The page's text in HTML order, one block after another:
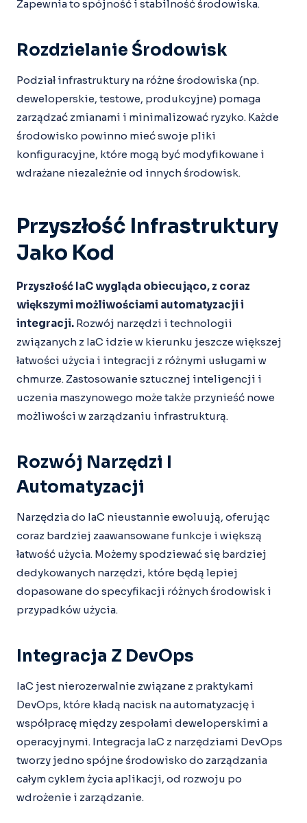
Zapewnia to spójność i stabilność środowiska.
Rozdzielanie Środowisk
Podział infrastruktury na różne środowiska (np.
deweloperskie, testowe, produkcyjne) pomaga
zarządzać zmianami i minimalizować ryzyko. Każde
środowisko powinno mieć swoje pliki
konfiguracyjne, które mogą być modyfikowane i
wdrażane niezależnie od innych środowisk.
Przyszłość Infrastruktury
Jako Kod
Przyszłość IaC wygląda obiecująco, z coraz
większymi możliwościami automatyzacji i
integracji. Rozwój narzędzi i technologii
związanych z IaC idzie w kierunku jeszcze większej
łatwości użycia i integracji z różnymi usługami w
chmurze. Zastosowanie sztucznej inteligencji i
uczenia maszynowego może także przynieść nowe
możliwości w zarządzaniu infrastrukturą.
Rozwój Narzędzi I
Automatyzacji
Narzędzia do IaC nieustannie ewoluują, oferując
coraz bardziej zaawansowane funkcje i większą
łatwość użycia. Możemy spodziewać się bardziej
dedykowanych narzędzi, które będą lepiej
dopasowane do specyfikacji różnych środowisk i
przypadków użycia.
Integracja Z DevOps
IaC jest nierozerwalnie związane z praktykami
DevOps, które kładą nacisk na automatyzację i
współpracę między zespołami deweloperskimi a
operacyjnymi. Integracja IaC z narzędziami DevOps
tworzy jedno spójne środowisko do zarządzania
całym cyklem życia aplikacji, od rozwoju po
wdrożenie i zarządzanie.